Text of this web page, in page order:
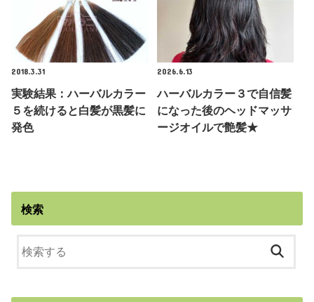
2018.3.31
実験結果：ハーバルカラー
５を続けると白髪が黒髪に
発色
2026.6.13
ハーバルカラー３で自信髪
になった後のヘッドマッサ
ージオイルで艶髪★
検索